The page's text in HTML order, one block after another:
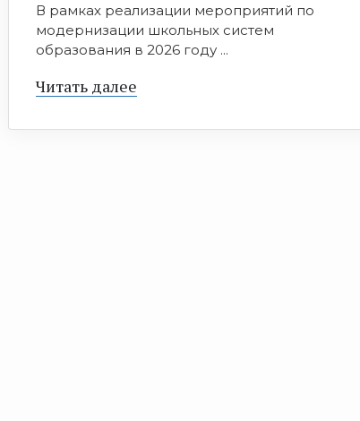
В рамках реализации мероприятий по
модернизации школьных систем
образования в 2026 году ...
Читать далее